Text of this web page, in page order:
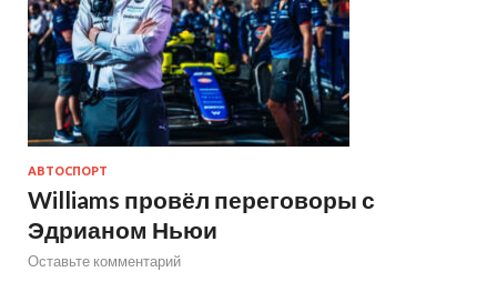
АВТОСПОРТ
Williams провёл переговоры с
Эдрианом Ньюи
Оставьте комментарий